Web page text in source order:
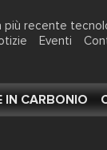
più recente
Eventi
IN CARBONIO